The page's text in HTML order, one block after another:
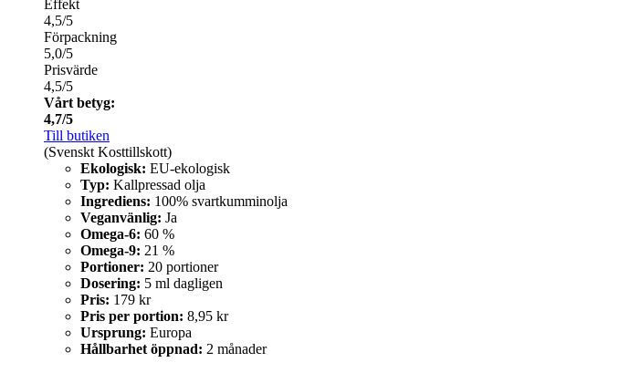
Effekt
4,5/5
Förpackning
5,0/5
Prisvärde
4,5/5
Vårt betyg:
4,7/5
Till butiken
(Svenskt Kosttillskott)
Ekologisk: EU-ekologisk
Typ: Kallpressad olja
Ingrediens: 100% svartkumminolja
Veganvänlig: Ja
Omega-6: 60 %
Omega-9: 21 %
Portioner: 20 portioner
Dosering: 5 ml dagligen
Pris: 179 kr
Pris per portion: 8,95 kr
Ursprung: Europa
Hållbarhet öppnad: 2 månader